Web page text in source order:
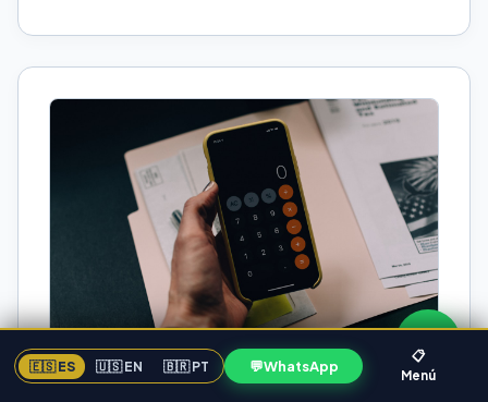
🇪🇸 ES 🇺🇸 EN 🇧🇷 PT 💬WhatsApp
📋
Menú